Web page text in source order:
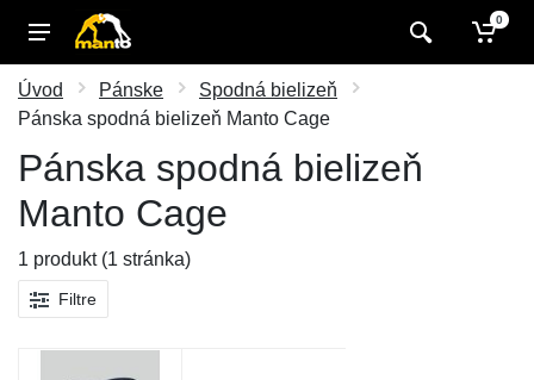
0
Úvod Pánske
Spodná bielizeň
Pánska spodná bielizeň Manto Cage
Pánska spodná bielizeň
Manto Cage
1 produkt (1 stránka)
Filtre